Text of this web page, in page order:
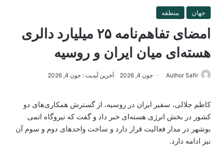
جهان منطقه
امضای تفاهم‌نامه ۲۵ میلیارد دالری
هسته‌ای میان ایران و روسیه
Author Safir جون 4, 2026 آخرین آپدیت : جون 4, 2026
کاظم جلالی، سفیر ایران در روسیه، از گسترش همکاری‌های دو
کشور در بخش انرژی هسته‌ای خبر داد و گفت که نیروگاه اتمی
بوشهر در مدار فعالیت قرار دارد و ساخت واحدهای دوم و سوم آن
نیز ادامه دارد.